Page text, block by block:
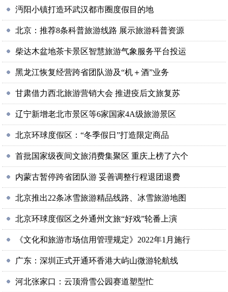
沔阳小镇打造环武汉都市圈度假目的地
北京：推荐8条科普旅游线路 展示旅游科普资源
柴达木盆地茶卡景区智慧旅游气象服务平台投运
黑龙江恢复经营跨省团队游及“机＋酒”业务
甘肃借力西北旅游营销大会 推进疫后文旅复苏
辽宁新增老北市景区等6家国家4A级旅游景区
北京环球度假区：“冬季假日”打造限定商品
首批国家级夜间文旅消费集聚区 重庆上榜了六个
内蒙古暂停跨省团队游 妥善调整行程退团退费
北京推出22条冰雪旅游精品线路、冰雪旅游地图
北京环球度假区之外通州文旅“好戏”轮番上演
《文化和旅游市场信用管理规定》2022年1月施行
广东：深圳正式开通环香港大屿山微游轮航线
河北张家口：云顶滑雪公园赛道塑型忙